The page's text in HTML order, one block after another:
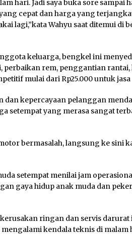
hari. Jadi saya buka sore sampai
cepat dan harga yang
lagi,”kata Wahyu saat ditemui di
keluarga, bengkel ini
rem, penggantian
mulai dari Rp25.000 untuk
dan kepercayaan pelanggan
setempat yang merasa sangat
bermasalah, langsung ke sini
setempat menilai jam
gaya hidup anak muda dan
ringan dan servis
kendala teknis di malam